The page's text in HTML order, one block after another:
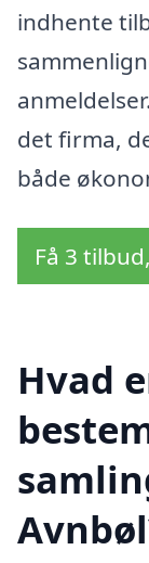
indhente
det firma,
både
Få 3
Hvad